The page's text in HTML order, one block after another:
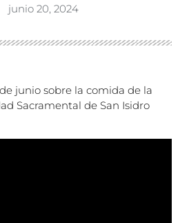
junio 20, 2024
junio sobre la comida de la
Sacramental de San Isidro